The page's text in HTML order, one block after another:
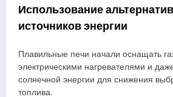
Использование
источников энергии
Плавильные печи начали оснащать
электрическими нагревателями и
солнечной энергии для снижения
топлива.